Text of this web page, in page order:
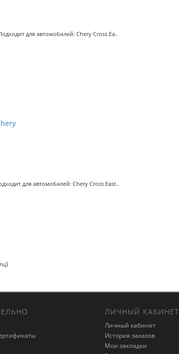
для автомобилей: Chery Cross Ea..
для автомобилей: Chery Cross East..
ЛИЧНЫЙ КАБИНЕТ
Личный кабинет
История заказов
Мои закладки